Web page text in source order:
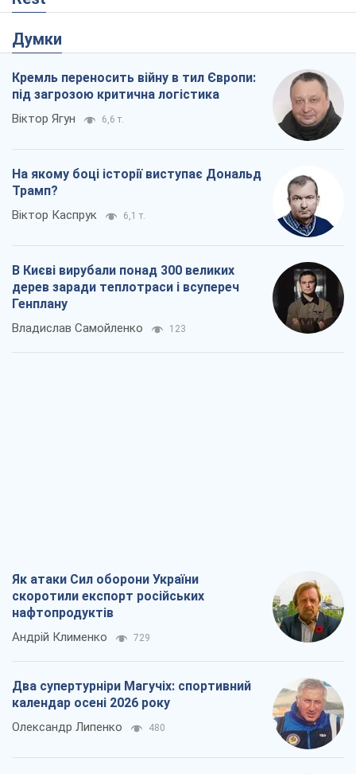
Думки
Кремль переносить війну в тил Європи:
під загрозою критична логістика
Віктор Ягун 6,6 т.
На якому боці історії виступає Дональд
Трамп?
Віктор Каспрук 6,1 т.
В Києві вирубали понад 300 великих
дерев заради теплотраси і всупереч
Генплану
Владислав Самойленко 123
Як атаки Сил оборони України
скоротили експорт російських
нафтопродуктів
Андрій Клименко 729
Два супертурніри Магучіх: спортивний
календар осені 2026 року
Олександр Липенко 480